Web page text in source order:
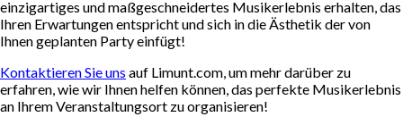
einzigartiges und maßgeschneidertes Musikerlebnis erhalten, das
Ihren Erwartungen entspricht und sich in die Ästhetik der von
Ihnen geplanten Party einfügt!
Kontaktieren Sie uns auf Limunt.com, um mehr darüber zu
erfahren, wie wir Ihnen helfen können, das perfekte Musikerlebnis
an Ihrem Veranstaltungsort zu organisieren!